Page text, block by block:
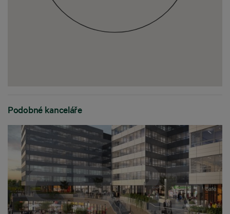
Podobné kanceláře